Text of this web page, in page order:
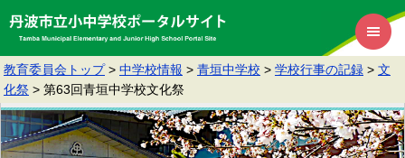
教育委員会トップ > 中学校情報 > 青垣中学校 > 学校行事の記録 > 文
化祭 > 第63回青垣中学校文化祭